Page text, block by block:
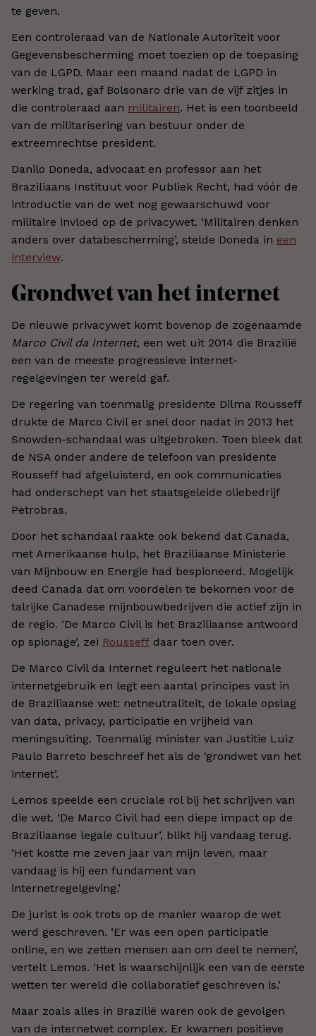
te geven.
Een controleraad van de Nationale Autoriteit voor
Gegevensbescherming moet toezien op de toepasing
van de LGPD. Maar een maand nadat de LGPD in
werking trad, gaf Bolsonaro drie van de vijf zitjes in
die controleraad aan militairen. Het is een toonbeeld
van de militarisering van bestuur onder de
extreemrechtse president.
Danilo Doneda, advocaat en professor aan het
Braziliaans Instituut voor Publiek Recht, had vóór de
introductie van de wet nog gewaarschuwd voor
militaire invloed op de privacywet. ‘Militairen denken
anders over databescherming’, stelde Doneda in een
interview.
Grondwet van het internet
De nieuwe privacywet komt bovenop de zogenaamde
Marco Civil da Internet, een wet uit 2014 die Brazilië
een van de meeste progressieve internet-
regelgevingen ter wereld gaf.
De regering van toenmalig presidente Dilma Rousseff
drukte de Marco Civil er snel door nadat in 2013 het
Snowden-schandaal was uitgebroken. Toen bleek dat
de NSA onder andere de telefoon van presidente
Rousseff had afgeluisterd, en ook communicaties
had onderschept van het staatsgeleide oliebedrijf
Petrobras.
Door het schandaal raakte ook bekend dat Canada,
met Amerikaanse hulp, het Braziliaanse Ministerie
van Mijnbouw en Energie had bespioneerd. Mogelijk
deed Canada dat om voordelen te bekomen voor de
talrijke Canadese mijnbouwbedrijven die actief zijn in
de regio. ‘De Marco Civil is het Braziliaanse antwoord
op spionage’, zei Rousseff daar toen over.
De Marco Civil da Internet reguleert het nationale
internetgebruik en legt een aantal principes vast in
de Braziliaanse wet: netneutraliteit, de lokale opslag
van data, privacy, participatie en vrijheid van
meningsuiting. Toenmalig minister van Justitie Luiz
Paulo Barreto beschreef het als de ‘grondwet van het
internet’.
Lemos speelde een cruciale rol bij het schrijven van
die wet. ‘De Marco Civil had een diepe impact op de
Braziliaanse legale cultuur’, blikt hij vandaag terug.
‘Het kostte me zeven jaar van mijn leven, maar
vandaag is hij een fundament van
internetregelgeving.’
De jurist is ook trots op de manier waarop de wet
werd geschreven. ‘Er was een open participatie
online, en we zetten mensen aan om deel te nemen’,
vertelt Lemos. ‘Het is waarschijnlijk een van de eerste
wetten ter wereld die collaboratief geschreven is.’
Maar zoals alles in Brazilië waren ook de gevolgen
van de internetwet complex. Er kwamen positieve